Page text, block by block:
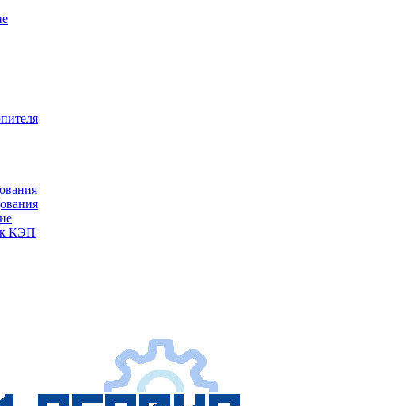
КЭП